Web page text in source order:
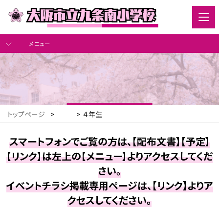
メニュー
トップページ > > ４年生
スマートフォンでご覧の方は、【配布文書】【予定】
【リンク】は左上の【メニュー】よりアクセスしてくだ
さい。
イベントチラシ掲載専用ページは、【リンク】よりア
クセスしてください。